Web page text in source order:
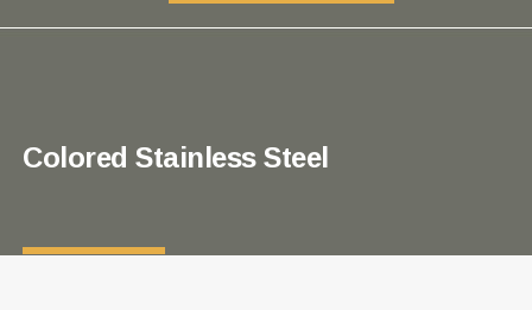
Colored Stainless Steel